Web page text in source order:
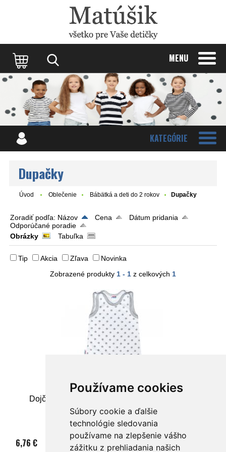
Používame cookies
Súbory cookie a ďalšie
technológie sledovania
používame na zlepšenie vášho
zážitku z prehliadania našich
MENU
KATEGÓRIE
Dupačky
Úvod Oblečenie Bábätká a deti do 2 rokov Dupačky
Zoradiť podľa: Názov Cena
Dátum pridania
Odporúčané poradie
Obrázky
Tabuľka
Tip Akcia Zľava
Novinka
Zobrazené produkty 1 - 1 z celkových 1
Dojčenské dupačky New Baby Classic II sivé s
hviezdičkami
6,76 €
Update cookies preferences